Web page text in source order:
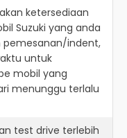
ketersediaan
Suzuki yang anda
pemesanan/indent,
untuk
mobil yang
menunggu terlalu
test drive terlebih